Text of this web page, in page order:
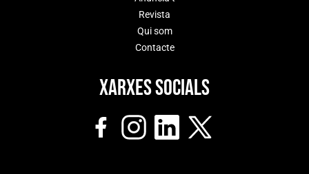
Revista
Qui som
Contacte
Xarxes socials